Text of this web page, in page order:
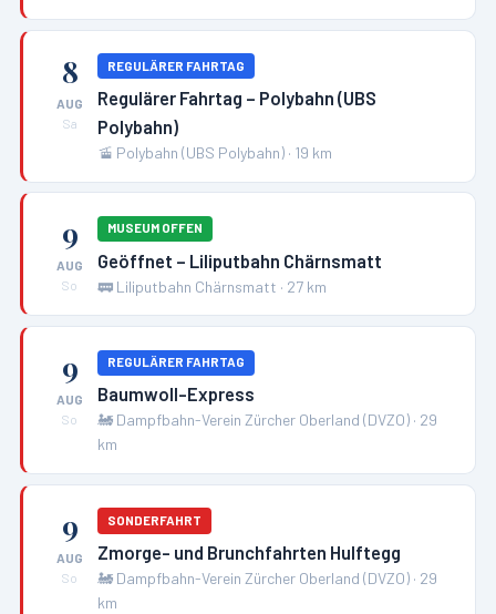
8
AUG
Sa
REGULÄRER FAHRTAG
Regulärer Fahrtag – Polybahn (UBS
Polybahn)
🚡 Polybahn (UBS Polybahn) · 19 km
9
AUG
So
MUSEUM OFFEN
Geöffnet – Liliputbahn Chärnsmatt
🚃 Liliputbahn Chärnsmatt · 27 km
9
AUG
So
REGULÄRER FAHRTAG
Baumwoll-Express
🚂 Dampfbahn-Verein Zürcher Oberland (DVZO) · 29
km
9
AUG
So
SONDERFAHRT
Zmorge- und Brunchfahrten Hulftegg
🚂 Dampfbahn-Verein Zürcher Oberland (DVZO) · 29
km